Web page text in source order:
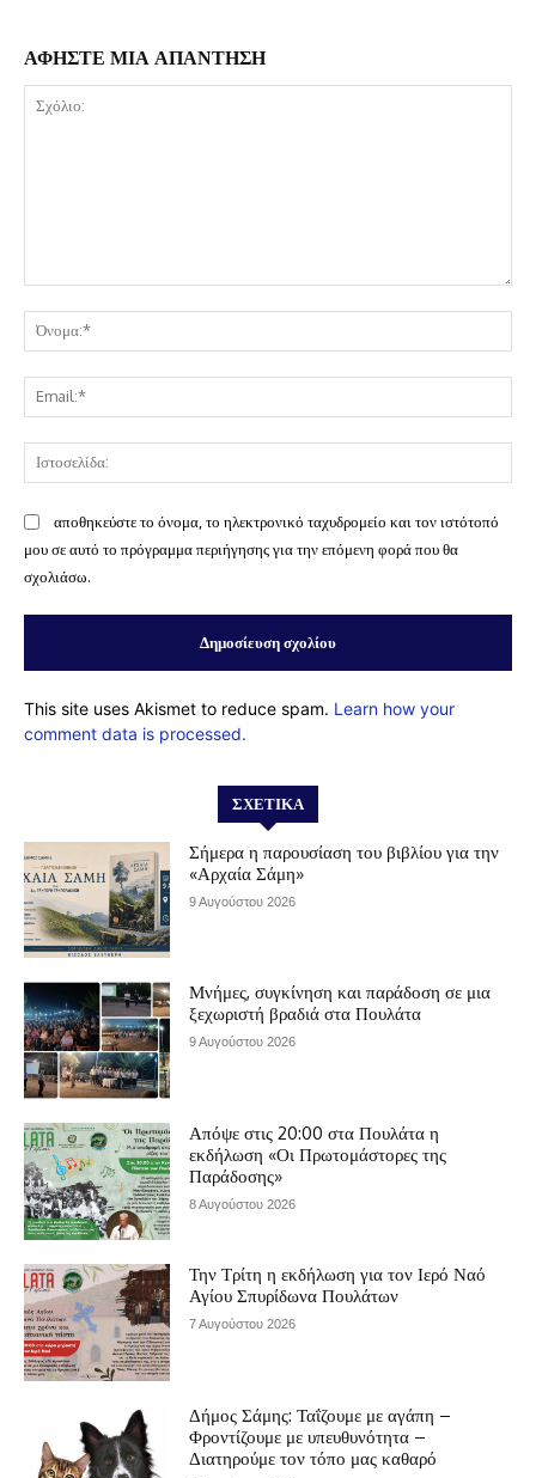
ΑΦΗΣΤΕ ΜΙΑ ΑΠΑΝΤΗΣΗ
αποθηκεύστε το όνομα, το ηλεκτρονικό ταχυδρομείο και τον ιστότοπό
μου σε αυτό το πρόγραμμα περιήγησης για την επόμενη φορά που θα
σχολιάσω.
This site uses Akismet to reduce spam. Learn how your
comment data is processed.
ΣΧΕΤΙΚΆ
Σήμερα η παρουσίαση του βιβλίου για την
«Αρχαία Σάμη»
9 Αυγούστου 2026
Μνήμες, συγκίνηση και παράδοση σε μια
ξεχωριστή βραδιά στα Πουλάτα
9 Αυγούστου 2026
Απόψε στις 20:00 στα Πουλάτα η
εκδήλωση «Οι Πρωτομάστορες της
Παράδοσης»
8 Αυγούστου 2026
Την Τρίτη η εκδήλωση για τον Ιερό Ναό
Αγίου Σπυρίδωνα Πουλάτων
7 Αυγούστου 2026
Δήμος Σάμης: Ταΐζουμε με αγάπη –
Φροντίζουμε με υπευθυνότητα –
Διατηρούμε τον τόπο μας καθαρό